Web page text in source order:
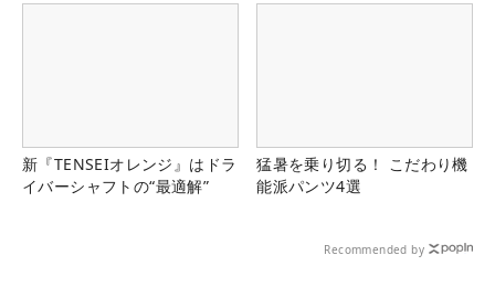
新『TENSEIオレンジ』はドラ
イバーシャフトの“最適解”
猛暑を乗り切る！ こだわり機
能派パンツ4選
Recommended by